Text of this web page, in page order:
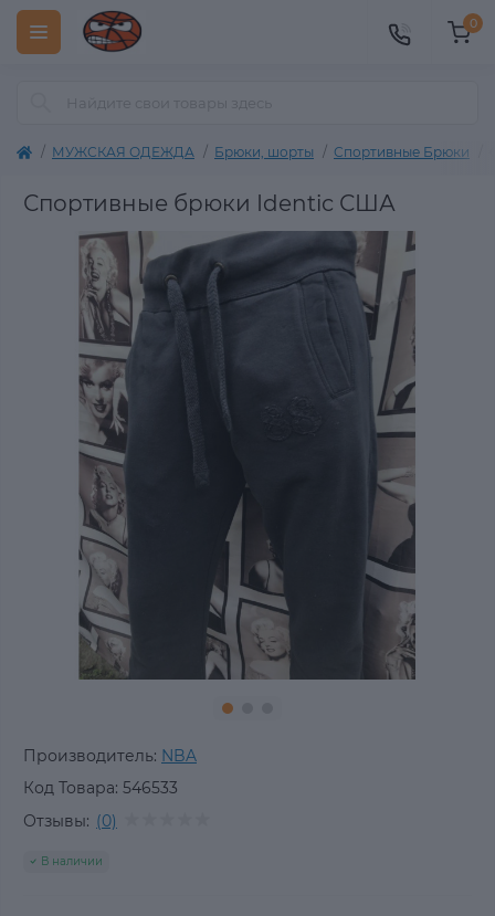
0
МУЖСКАЯ ОДЕЖДА Брюки, шорты Спортивные Брюки
Спортивные брюки Identic США
Производитель: NBA
Код Товара: 546533
Отзывы: (0)
В наличии